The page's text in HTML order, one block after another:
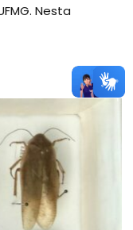
Nesta